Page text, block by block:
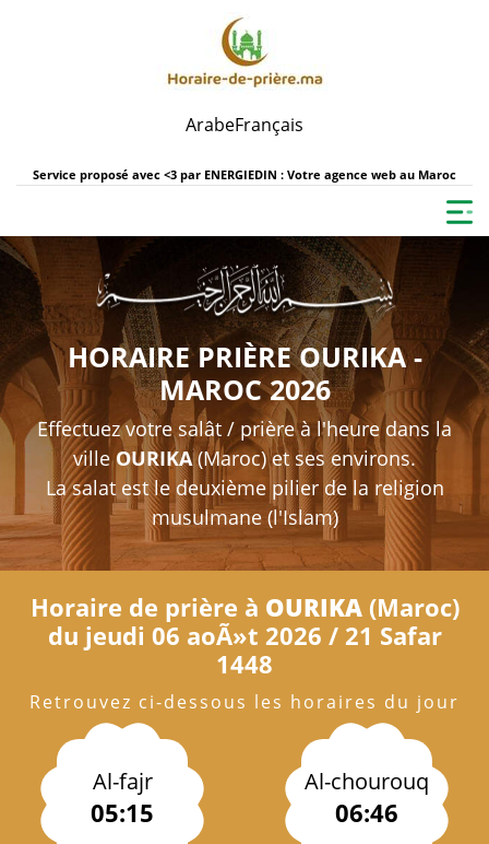
ArabeFrançais
Service proposé avec <3 par ENERGIEDIN : Votre agence web au Maroc
HORAIRE PRIÈRE OURIKA -
MAROC 2026
Effectuez votre salât / prière à l'heure dans la
villeOURIKA(Maroc) et ses environs.
La salat est le deuxième pilier de la religion
musulmane (l'Islam)
Horaire de prière à OURIKA(Maroc)
du jeudi 06 aoÃ»t 2026 / 21 Safar
1448
Retrouvez ci-dessous les horaires du jour
Al-fajr
05:15
Al-chourouq
06:46